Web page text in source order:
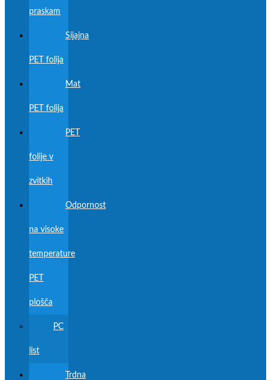
praskam
Sijajna
PET folija
Mat
PET folija
PET
folije v
zvitkih
Odpornost
na visoke
temperature
PET
plošča
PC
list
Trdna